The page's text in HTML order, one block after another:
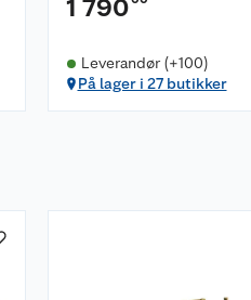
1 790
Leverandør (+100)
På lager i 27 butikker